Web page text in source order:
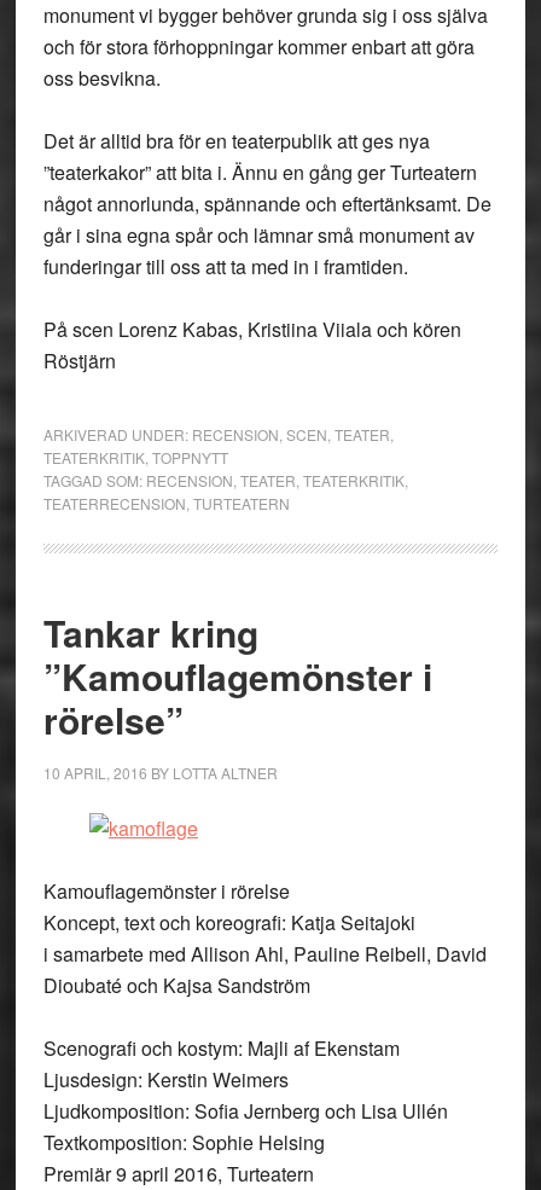
monument vi bygger behöver grunda sig i oss själva
och för stora förhoppningar kommer enbart att göra
oss besvikna.
Det är alltid bra för en teaterpublik att ges nya
”teaterkakor” att bita i. Ännu en gång ger Turteatern
något annorlunda, spännande och eftertänksamt. De
går i sina egna spår och lämnar små monument av
funderingar till oss att ta med in i framtiden.
På scen Lorenz Kabas, Kristiina Viiala och kören
Röstjärn
ARKIVERAD UNDER: RECENSION SCEN TEATER
TEATERKRITIK, TOPPNYTT
TAGGAD SOM: RECENSION TEATER TEATERKRITIK,
TEATERRECENSION TURTEATERN
Tankar kring
”Kamouflagemönster i
rörelse”
10 APRIL, 2016 BY LOTTA ALTNER
Kamouflagemönster i rörelse
Koncept, text och koreografi: Katja Seitajoki
i samarbete med Allison Ahl, Pauline Reibell, David
Dioubaté och Kajsa Sandström
Scenografi och kostym: Majli af Ekenstam
Ljusdesign: Kerstin Weimers
Ljudkomposition: Sofia Jernberg och Lisa Ullén
Textkomposition: Sophie Helsing
Premiär 9 april 2016, Turteatern